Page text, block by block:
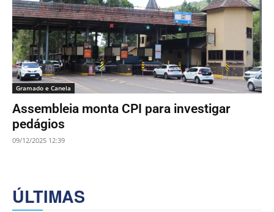
Gramado e Canela
Assembleia monta CPI para investigar
pedágios
09/12/2025 12:39
ÚLTIMAS